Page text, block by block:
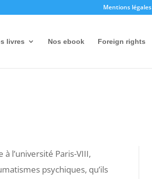
Mentions légales
livres Nos ebook Foreign rights
l’université Paris-VIII,
psychiques, qu’ils